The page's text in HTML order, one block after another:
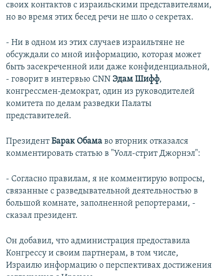
своих контактов с израильскими представителями,
но во время этих бесед речи не шло о секретах.
- Ни в одном из этих случаев израильтяне не
обсуждали со мной информацию, которая может
быть засекреченной или даже конфиденциальной,
- говорит в интервью CNN Эдам Шифф,
конгрессмен-демократ, один из руководителей
комитета по делам разведки Палаты
представителей.
ПрезидентБарак Обама во вторник отказался
комментировать статью в "Уолл-стрит Джорнэл":
- Согласно правилам, я не комментирую вопросы,
связанные с разведывательной деятельностью в
большой комнате, заполненной репортерами, -
сказал президент.
Он добавил, что администрация предоставила
Конгрессу и своим партнерам, в том числе,
Израилю информацию о перспективах достижения